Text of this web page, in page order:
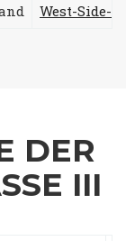
West-Side-
DER
III